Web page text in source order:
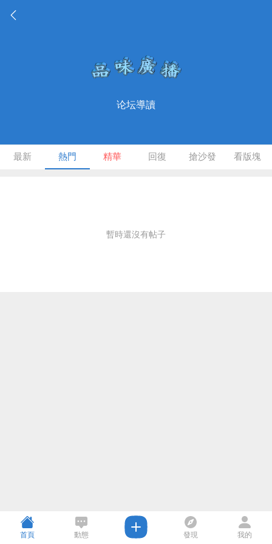
论坛導讀
最新 熱門 精華 回復 搶沙發 看版塊
暫時還沒有帖子
首頁 動態 發現 我的